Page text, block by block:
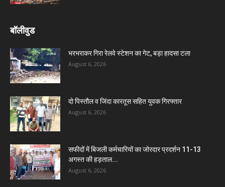
बॉलीवुड
भरभराकर गिरा रेलवे स्टेशन का गेट, बड़ा हादसा टला
August 6, 2026
दो पिस्तौल व जिंदा कारतूस सहित युवक गिरफ्तार
August 6, 2026
सफीदों में बिजली कर्मचारियों का जोरदार प्रदर्शन 11-13
अगस्त की हड़ताल...
August 6, 2026